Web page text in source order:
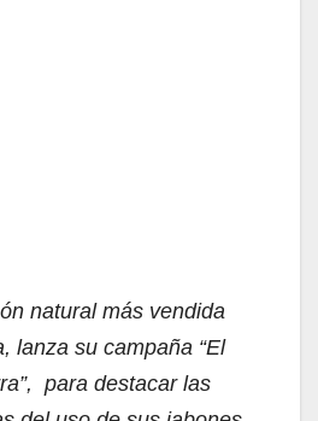
natural más vendida
lanza su campaña “El
para destacar las